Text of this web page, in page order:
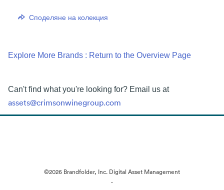
Споделяне на колекция
Explore More Brands : Return to the Overview Page
Can't find what you're looking for? Email us at
assets@crimsonwinegroup.com
©2026 Brandfolder, Inc. Digital Asset Management
·